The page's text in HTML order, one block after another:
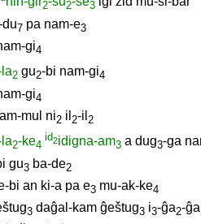
2 2 3
du7 pa nam-e3
gi4
2 gu2-bi nam-gi4
gi4
mul ni2 il 2-il 2
2-ke4
id2idigna-am3 a dug3-ga
gu3 ba-de2
bi an ki-a pa e3 mu-ak-ke4
3 daĝal-kam ĝeštug3 i3-ĝa2-ĝa